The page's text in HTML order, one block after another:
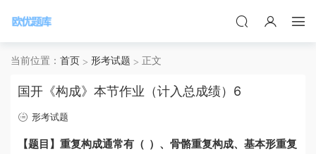
当前位置： 首页 形考试题 正文
国开《构成》本节作业（计入总成绩）6
形考试题
【题目】重复构成通常有（ ）、骨骼重复构成、基本形重复